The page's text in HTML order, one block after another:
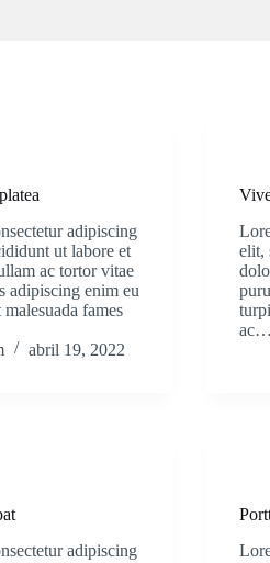
adipiscing
ut labore et
ac tortor vitae
adipiscing enim eu
fames
abril 19, 2022
elit,
ac…
adipiscing